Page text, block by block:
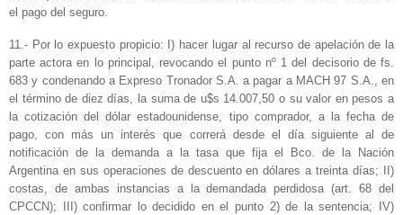
el pago del seguro.
11.- Por lo expuesto propicio: I) hacer lugar al recurso de apelación de la
parte actora en lo principal, revocando el punto nº 1 del decisorio de fs.
683 y condenando a Expreso Tronador S.A. a pagar a MACH 97 S.A., en
el término de diez días, la suma de u$s 14.007,50 o su valor en pesos a
la cotización del dólar estadounidense, tipo comprador, a la fecha de
pago, con más un interés que correrá desde el día siguiente al de
notificación de la demanda a la tasa que fija el Bco. de la Nación
Argentina en sus operaciones de descuento en dólares a treinta días; II)
costas, de ambas instancias a la demandada perdidosa (art. 68 del
CPCCN); III) confirmar lo decidido en el punto 2) de la sentencia; IV)